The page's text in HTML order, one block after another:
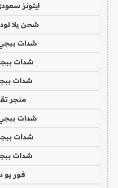
ايتونز
شحن يلا
شدات
شدات
شدات
متجر
شدات
شدات
شدات
فور يو